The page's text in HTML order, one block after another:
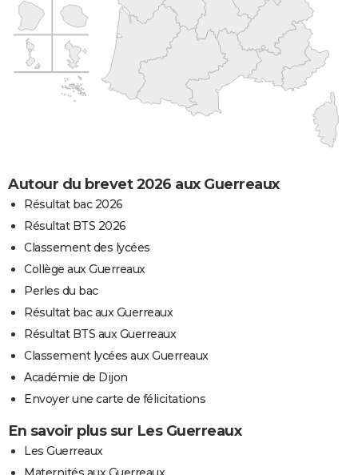
Autour du brevet 2026 aux Guerreaux
Résultat bac 2026
Résultat BTS 2026
Classement des lycées
Collège aux Guerreaux
Perles du bac
Résultat bac aux Guerreaux
Résultat BTS aux Guerreaux
Classement lycées aux Guerreaux
Académie de Dijon
Envoyer une carte de félicitations
En savoir plus sur Les Guerreaux
Les Guerreaux